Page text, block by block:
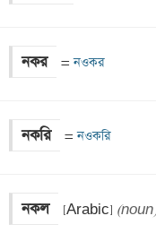
নকর = নওকর
নকরি = নওকরি
নকল [Arabic]